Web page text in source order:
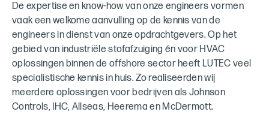
De expertise en know-how van onze engineers vormen
vaak een welkome aanvulling op de kennis van de
engineers in dienst van onze opdrachtgevers. Op het
gebied van industriële stofafzuiging én voor HVAC
oplossingen binnen de offshore sector heeft LUTEC veel
specialistische kennis in huis. Zo realiseerden wij
meerdere oplossingen voor bedrijven als Johnson
Controls, IHC, Allseas, Heerema en McDermott.